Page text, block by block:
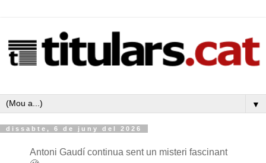
▼
dissabte, 6 de juny del 2026
Antoni Gaudí continua sent un misteri fascinant